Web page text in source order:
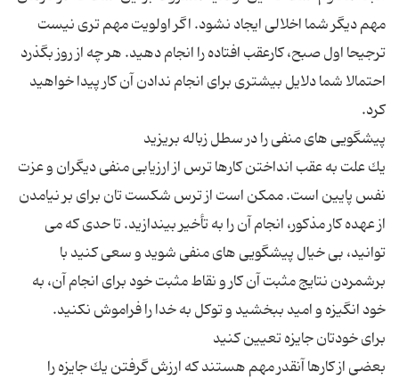
مهم دیگر شما اخلالی ایجاد نشود. اگر اولویت مهم تری نیست
ترجیحا اول صبح، كارعقب افتاده را انجام دهید. هر چه از روز بگذرد
احتمالا شما دلایل بیشتری برای انجام ندادن آن كار پیدا خواهید
یك علت به عقب انداختن كارها ترس از ارزیابی منفی دیگران و عزت
نفس پایین است. ممكن است از ترس شكست تان برای بر نیامدن
از عهده كار مذكور، انجام آن را به تأخیر بیندازید. تا حدی كه می
توانید، بی خیال پیشگویی های منفی شوید و سعی كنید با
برشمردن نتایج مثبت آن كار و نقاط مثبت خود برای انجام آن، به
بعضی از كارها آنقدر مهم هستند كه ارزش گرفتن یك جایزه را